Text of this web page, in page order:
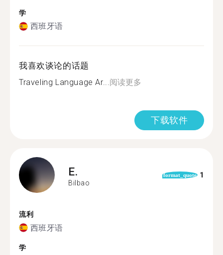
学
西班牙语
我喜欢谈论的话题
Traveling Language Ar...阅读更多
下载软件
E.
Bilbao
format_quote 1
流利
西班牙语
学